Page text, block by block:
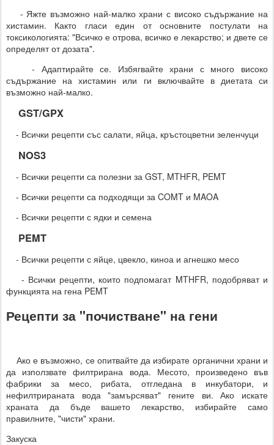
- Яжте възможно най-малко храни с високо съдържание на
хистамин. Както гласи един от основните постулати на
токсикологията: "Всичко е отрова, всичко е лекарство; и двете се
определят от дозата".
- Адаптирайте се. Избягвайте храни с много високо
съдържание на хистамин или ги включвайте в диетата си
възможно най-малко.
GST/GPX
- Всички рецепти със салати, яйца, кръстоцветни зеленчуци
NOS3
- Всички рецепти са полезни за GST, MTHFR, PEMT
- Всички рецепти са подходящи за COMT и MAOA
- Всички рецепти с ядки и семена
PEMT
- Всички рецепти с яйце, цвекло, киноа и агнешко месо
- Всички рецепти, които подпомагат MTHFR, подобряват и
функцията на гена PEMT
Рецепти за "почистване" на гени
Ако е възможно, се опитвайте да избирате органични храни и
да използвате филтрирана вода. Месото, произведено във
фабрики за месо, рибата, отгледана в инкубатори, и
нефилтрираната вода "замърсяват" гените ви. Ако искате
храната да бъде вашето лекарство, избирайте само
правилните, "чисти" храни.
Закуска